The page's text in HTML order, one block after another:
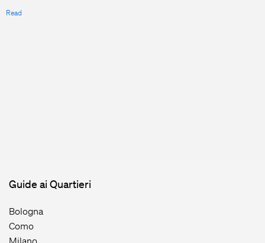
Read
Guide ai Quartieri
Bologna
Como
Milano